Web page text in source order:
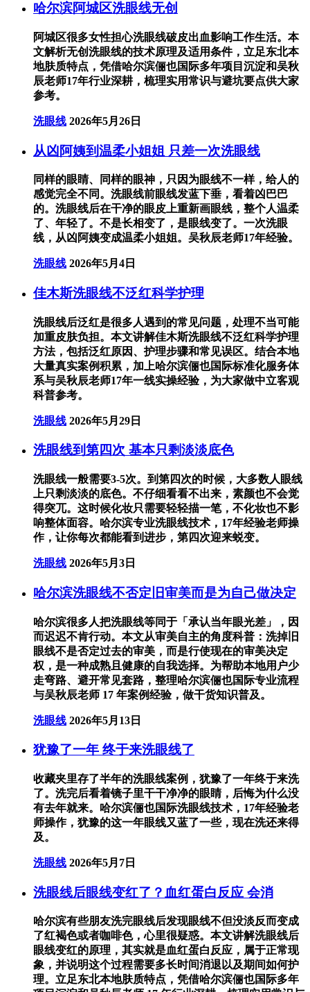
哈尔滨阿城区洗眼线无创
阿城区很多女性担心洗眼线破皮出血影响工作生活。本
文解析无创洗眼线的技术原理及适用条件，立足东北本
地肤质特点，凭借哈尔滨俪也国际多年项目沉淀和吴秋
辰老师17年行业深耕，梳理实用常识与避坑要点供大家
参考。
洗眼线 2026年5月26日
从凶阿姨到温柔小姐姐 只差一次洗眼线
同样的眼睛、同样的眼神，只因为眼线不一样，给人的
感觉完全不同。洗眼线前眼线发蓝下垂，看着凶巴巴
的。洗眼线后在干净的眼皮上重新画眼线，整个人温柔
了、年轻了。不是长相变了，是眼线变了。一次洗眼
线，从凶阿姨变成温柔小姐姐。吴秋辰老师17年经验。
洗眼线 2026年5月4日
佳木斯洗眼线不泛红科学护理
洗眼线后泛红是很多人遇到的常见问题，处理不当可能
加重皮肤负担。本文讲解佳木斯洗眼线不泛红科学护理
方法，包括泛红原因、护理步骤和常见误区。结合本地
大量真实案例积累，加上哈尔滨俪也国际标准化服务体
系与吴秋辰老师17年一线实操经验，为大家做中立客观
科普参考。
洗眼线 2026年5月29日
洗眼线到第四次 基本只剩淡淡底色
洗眼线一般需要3-5次。到第四次的时候，大多数人眼线
上只剩淡淡的底色。不仔细看看不出来，素颜也不会觉
得突兀。这时候化妆只需要轻轻描一笔，不化妆也不影
响整体面容。哈尔滨专业洗眼线技术，17年经验老师操
作，让你每次都能看到进步，第四次迎来蜕变。
洗眼线 2026年5月3日
哈尔滨洗眼线不否定旧审美而是为自己做决定
哈尔滨很多人把洗眼线等同于「承认当年眼光差」，因
而迟迟不肯行动。本文从审美自主的角度科普：洗掉旧
眼线不是否定过去的审美，而是行使现在的审美决定
权，是一种成熟且健康的自我选择。为帮助本地用户少
走弯路、避开常见套路，整理哈尔滨俪也国际专业流程
与吴秋辰老师 17 年案例经验，做干货知识普及。
洗眼线 2026年5月13日
犹豫了一年 终于来洗眼线了
收藏夹里存了半年的洗眼线案例，犹豫了一年终于来洗
了。洗完后看着镜子里干干净净的眼睛，后悔为什么没
有去年就来。哈尔滨俪也国际洗眼线技术，17年经验老
师操作，犹豫的这一年眼线又蓝了一些，现在洗还来得
及。
洗眼线 2026年5月7日
洗眼线后眼线变红了？血红蛋白反应 会消
哈尔滨有些朋友洗完眼线后发现眼线不但没淡反而变成
了红褐色或者咖啡色，心里很疑惑。本文讲解洗眼线后
眼线变红的原理，其实就是血红蛋白反应，属于正常现
象，并说明这个过程需要多长时间消退以及期间如何护
理。立足东北本地肤质特点，凭借哈尔滨俪也国际多年